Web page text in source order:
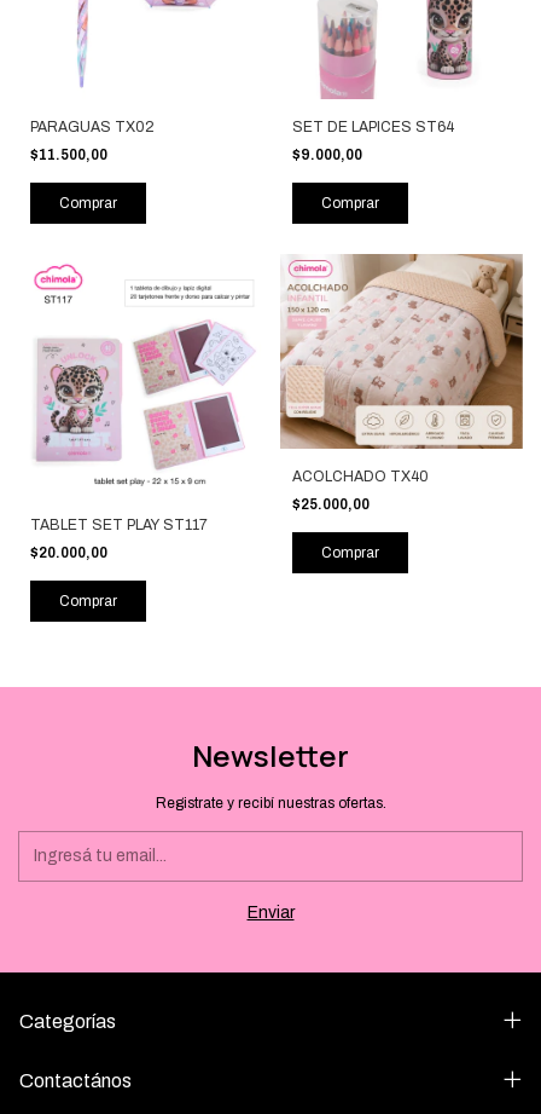
PARAGUAS TX02
$11.500,00
Comprar
SET DE LAPICES ST64
$9.000,00
Comprar
TABLET SET PLAY ST117
$20.000,00
Comprar
ACOLCHADO TX40
$25.000,00
Comprar
Newsletter
Registrate y recibí nuestras ofertas.
Categorías
Contactános